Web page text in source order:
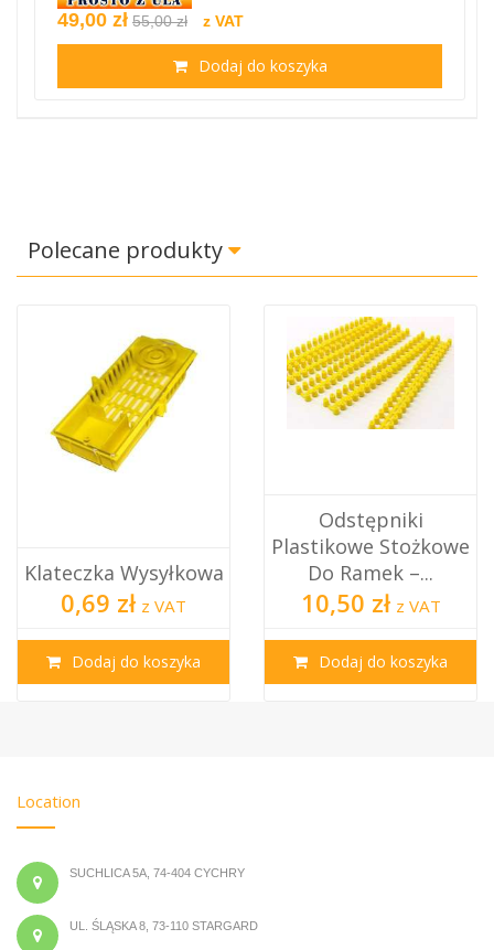
49,00 zł 55,00 zł z VAT
Dodaj do koszyka
Polecane produkty
Klateczka Wysyłkowa
0,69 zł z VAT
Dodaj do koszyka
Odstępniki
Plastikowe Stożkowe
Do Ramek –...
10,50 zł z VAT
Dodaj do koszyka
Location
SUCHLICA 5A, 74-404 CYCHRY
UL. ŚLĄSKA 8, 73-110 STARGARD